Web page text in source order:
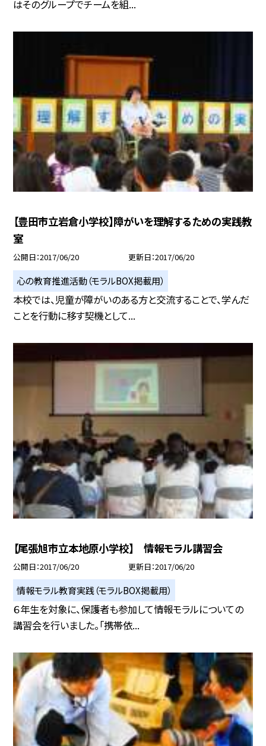
はそのグループでチームを組...
【豊田市立岩倉小学校】障がいを理解するための実践教
室
公開日 2017/06/20 更新日 2017/06/20
心の教育推進活動（モラルBOX掲載用）
本校では、児童が障がいのある方と交流することで、学んだ
ことを行動に移す契機として...
【尾張旭市立本地原小学校】 情報モラル講習会
公開日 2017/06/20 更新日 2017/06/20
情報モラル教育実践（モラルBOX掲載用）
６年生を対象に、保護者も参加して情報モラルについての
講習会を行いました。「携帯依...